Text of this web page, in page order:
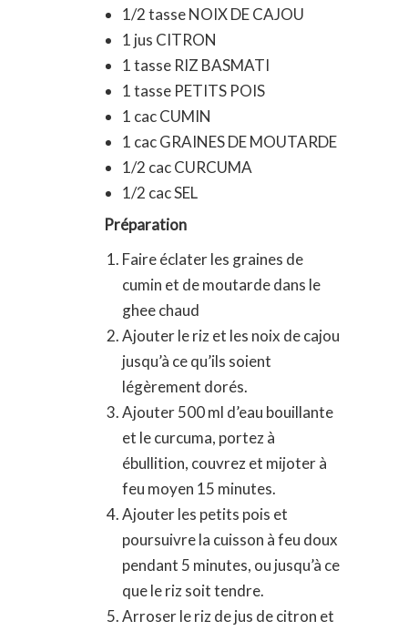
1/2 tasse NOIX DE CAJOU
1 jus CITRON
1 tasse RIZ BASMATI
1 tasse PETITS POIS
1 cac CUMIN
1 cac GRAINES DE MOUTARDE
1/2 cac CURCUMA
1/2 cac SEL
Préparation
Faire éclater les graines de
cumin et de moutarde dans le
ghee chaud
Ajouter le riz et les noix de cajou
jusqu’à ce qu’ils soient
légèrement dorés.
Ajouter 500 ml d’eau bouillante
et le curcuma, portez à
ébullition, couvrez et mijoter à
feu moyen 15 minutes.
Ajouter les petits pois et
poursuivre la cuisson à feu doux
pendant 5 minutes, ou jusqu’à ce
que le riz soit tendre.
Arroser le riz de jus de citron et